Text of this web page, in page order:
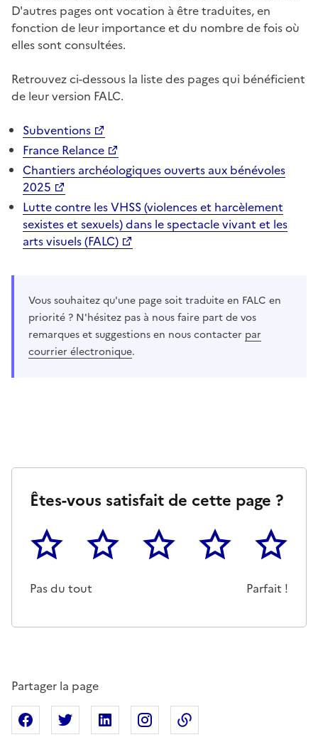
D'autres pages ont vocation à être traduites, en
fonction de leur importance et du nombre de fois où
elles sont consultées.
Retrouvez ci-dessous la liste des pages qui bénéficient
de leur version FALC.
Subventions
France Relance
Chantiers archéologiques ouverts aux bénévoles
2025
Lutte contre les VHSS (violences et harcèlement
sexistes et sexuels) dans le spectacle vivant et les
arts visuels (FALC)
Vous souhaitez qu'une page soit traduite en FALC en
priorité ? N'hésitez pas à nous faire part de vos
remarques et suggestions en nous contacter par
courrier électronique.
Êtes-vous satisfait de cette page ?
1
Pas du tout
2 3 4 5
Parfait !
Partager la page
Partager sur Facebook
Partager sur XPartager sur Linkedin
Partager sur Instagram